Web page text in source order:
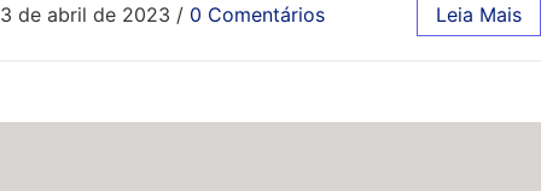
3 de abril de 2023 / 0 Comentários Leia Mais